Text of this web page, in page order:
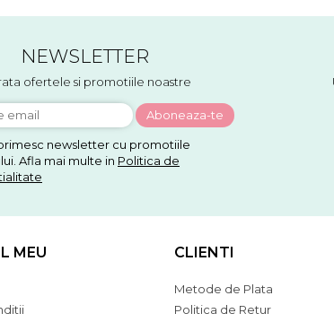
NEWSLETTER
ofertele si promotiile noastre
newsletter cu promotiile
Afla mai multe in Politica de
MEU CLIENTI
Metode de Plata
Politica de Retur